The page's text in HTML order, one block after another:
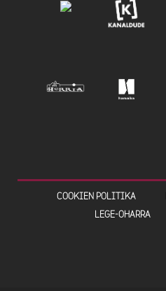
COOKIEN POLITIKA
LEGE-OHARRA